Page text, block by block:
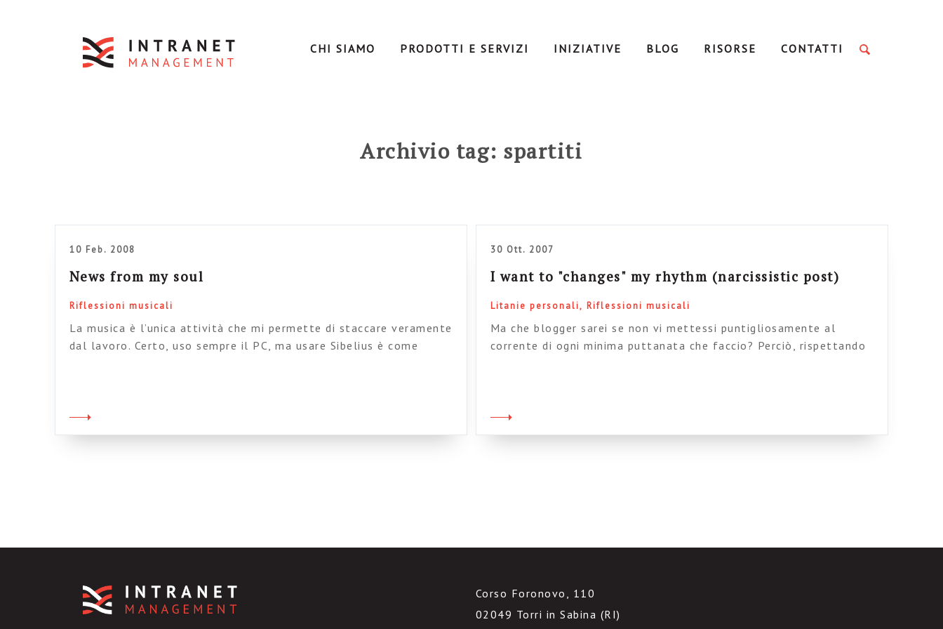
CHI SIAMO PRODOTTI E SERVIZI INIZIATIVE BLOG RISORSE CONTATTI
Archivio tag: spartiti
10 Feb. 2008
News from my soul
Riflessioni musicali
La musica è l’unica attività che mi permette di staccare veramente
dal lavoro. Certo, uso sempre il PC, ma usare Sibelius è come
“What’s […]
30 Ott. 2007
I want to "changes" my rhythm (narcissistic post)
Litanie personali Riflessioni musicali
Ma che blogger sarei se non vi mettessi puntigliosamente al
corrente di ogni minima puttanata che faccio? Perciò, rispettando
armonica Rhythm changes (detta anche Anatole, in Italia, e […]
Corso Foronovo, 110
02049 Torri in Sabina (RI)